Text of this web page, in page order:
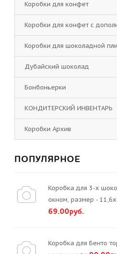
Коробки для конфет
Коробки для конфет с
Коробки для шоколадной
Дубайский шоколад
Бонбоньерки
КОНДИТЕРСКИЙ ИНВЕНТАРЬ
Коробки Архив
ПОПУЛЯРНОЕ
Коробка для 3-х
окном, размер -
69.00руб.
Коробка для Бенто